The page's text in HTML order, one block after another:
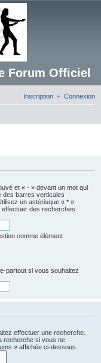
Forum Officiel
Connexion
Inscription
et « - » devant un mot qui
des barres verticales
un astérisque « * »
des recherches
comme élément
partout si vous souhaitez
effectuer une recherche.
recherche si vous ne
» affichée ci-dessous.